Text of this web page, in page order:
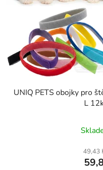
k
t
UNIQ PETS obojky pro
L
49,43